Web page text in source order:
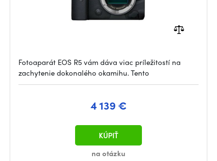
Fotoaparát EOS R5 vám dáva viac príležitostí na
zachytenie dokonalého okamihu. Tento
4 139 €
na otázku
KÚPIŤ